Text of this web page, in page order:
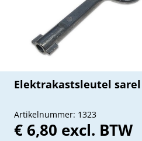
Elektrakastsleutel sarel
Artikelnummer: 1323
€ 6,80 excl. BTW